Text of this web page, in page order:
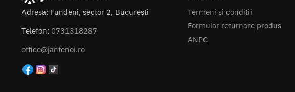
Adresa: Fundeni, sector 2, Bucuresti
Telefon: 0731318287
office@jantenoi.ro
Termeni si conditii
Formular returnare produs
ANPC